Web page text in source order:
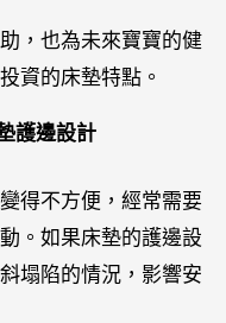
，也為未來寶寶的健
資的床墊特點。
護邊設計
得不方便，經常需要
。如果床墊的護邊設
塌陷的情況，影響安